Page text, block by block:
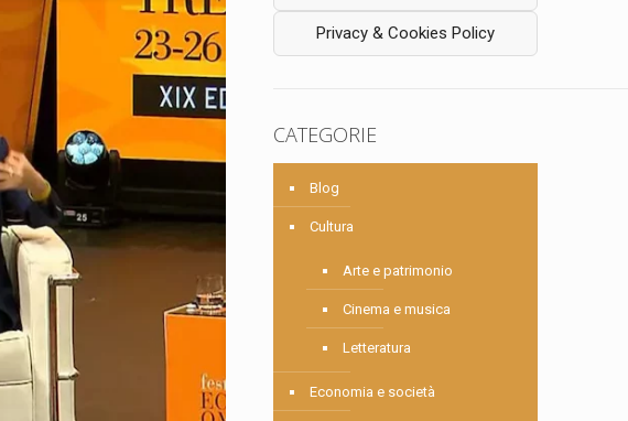
Privacy & Cookies Policy
CATEGORIE
Blog
Cultura
Arte e patrimonio
Cinema e musica
Letteratura
Economia e società